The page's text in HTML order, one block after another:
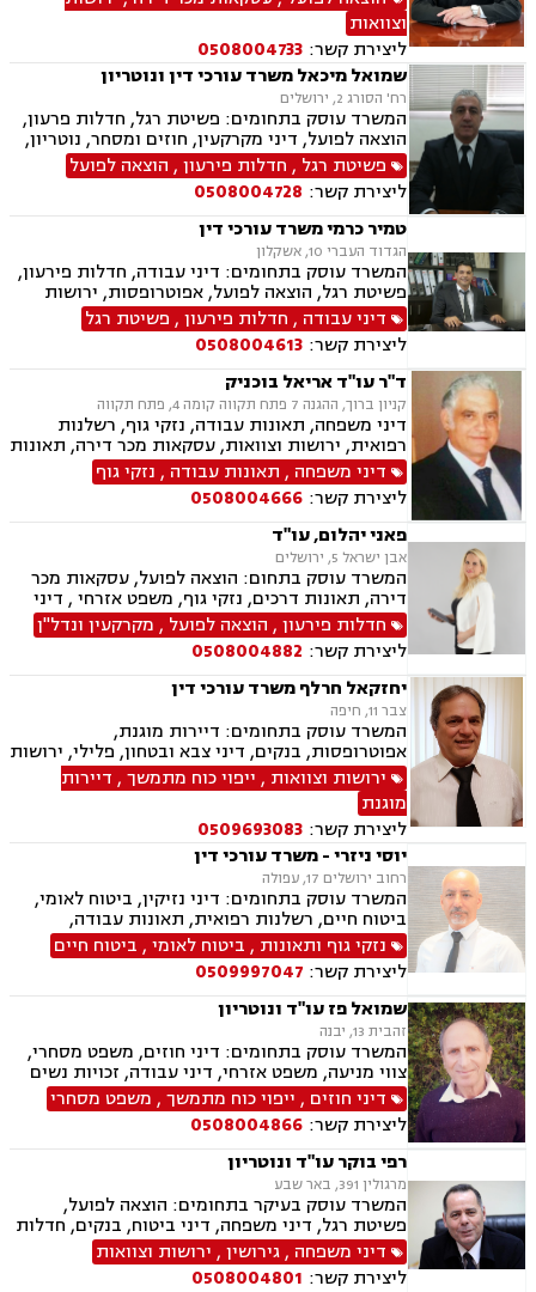
מתמשך וגישור עסקי
וצוואות
ליצירת קשר: 0508004733
שמואל מיכאל משרד עורכי דין ונוטריון
רח' הסורג 2, ירושלים
המשרד עוסק בתחומים: פשיטת רגל, חדלות פרעון,
הוצאה לפועל, דיני מקרקעין, חוזים ומסחר, נוטריון,
עסקאות מכר דירה, ירושות וצוואות, ליטיגציה, נדל"ן,
פינוי מושכר ופירוקים והקפאות הליכים.
פשיטת רגל , חדלות פירעון, הוצאה לפועל
ליצירת קשר: 0508004728
טמיר כרמי משרד עורכי דין
הגדוד העברי 10, אשקלון
המשרד עוסק בתחומים: דיני עבודה, חדלות פירעון,
פשיטת רגל, הוצאה לפועל, אפוטרופסות, ירושות
וצוואות, ליטיגציה, משפט אזרחי , נדל"ן, עסקאות
מכר דירה, פינוי מושכר, פירוקים והקפאות הליכים,
רישוי עסקים, רשויות מקומיות, תכנון ובניה, דיני
מקרקעין
דיני עבודה , חדלות פירעון, פשיטת רגל
ליצירת קשר: 0508004613
ד"ר עו"ד אריאל בוכניק
קניון ברוך, ההגנה 7 פתח תקווה קומה 4, פתח תקווה
דיני משפחה, תאונות עבודה, נזקי גוף, רשלנות
רפואית, ירושות וצוואות, עסקאות מכר דירה, תאונות
עקב רשלנות, דיני עבודה, אבדן כושר עבודה, פינוי
בינוי, דיני מקרקעין, פשיטת רגל, חדלות פרעון,
תעבורה
דיני משפחה , תאונות עבודה , נזקי גוף
ליצירת קשר: 0508004666
פאני יהלום, עו"ד
אבן ישראל 5, ירושלים
המשרד עוסק בתחום: הוצאה לפועל, עסקאות מכר
דירה, תאונות דרכים, נזקי גוף, משפט אזרחי , דיני
מקרקעין, דיני חוזים, דיני ביטוח, נזיקין, אבדן כושר
עבודה , הסכמי ממון, ירושות וצוואות, רשות מקרקעי
ישראל, נדל"ן, סדר דין אזרחי וראיות, תאונות
עבודה, נוטריון, ייפוי כוח מתמשך
חדלות פירעון, הוצאה לפועל , מקרקעין ונדל"ן
ליצירת קשר: 0508004882
יחזקאל חרלף משרד עורכי דין
צבר 11, חיפה
המשרד עוסק בתחומים: דיירות מוגנת,
אפוטרופסות, בנקים, דיני צבא ובטחון, פלילי, ירושות
וצוואות, ליטיגציה, נדל"ן, דיני מקרקעין, עבירות מין,
פינוי מושכר, צווארון לבן, תאונות דרכים, תעבורה,
דיני עבודה, הסכמי ממון, משפט צבאי, עסקאות מכר
דירה, תאונות עבודה, מעמד אישי, חדלות פרעון
ירושות וצוואות , ייפוי כוח מתמשך, דיירות
מוגנת
ליצירת קשר: 0509693083
יוסי ניזרי - משרד עורכי דין
רחוב ירושלים 17, עפולה
המשרד עוסק בתחומים: דיני נזיקין, ביטוח לאומי,
ביטוח חיים, רשלנות רפואית, תאונות עבודה,
תאונות דרכים, תאונות ספורט, נכי צה"ל, רשלנות
רפואית- הריון ולידה, דיני ביטוח, דיני עבודה,
פשיטת רגל, דיני חוזים ומסחר, סדר דין אזרחי
וראיות, דיני מקרקעין, מגשרים, אבדן כושר עבודה ,
אחריות מקצועית, ירושות וצוואות, לשון הרע, משפט
אזרחי, משרד הביטחון, נזקי גוף, תביעות גזזת.
נזקי גוף ותאונות , ביטוח לאומי, ביטוח חיים
ליצירת קשר: 0509997047
שמואל פז עו"ד ונוטריון
זהבית 13, יבנה
המשרד עוסק בתחומים: דיני חוזים, משפט מסחרי,
צווי מניעה, משפט אזרחי, דיני עבודה, זכויות נשים
בהריון, תביעות ביטוח ונזקי רכוש, ביטוח סיעודי,
דיני פנסיה, מקרקעין ונדל"ן, תכנון ובניה, דיור מוגן,
ליקויי בניה, עזקאות מכר דירה, פינוי מושכר, רשות
מקרקעי ישראל, צווי הריסה, דיני משפחה, ידועים
בציבור, אפוטרופסות, הסכמי ממון, גירושין, חלוקת
רכוש, מעמד אישי, דיני חברות, הוצאה לפועל,
מחיקת רישום פלילי, תעבורה, פש"ר, חדלות פירעון,
לשון הרע, ירושות וצוואות, נוטריון, נוטריון אנגלית
דיני חוזים , ייפוי כוח מתמשך, משפט מסחרי
ליצירת קשר: 0508004866
רפי בוקר עו"ד ונוטריון
מרגולין 391, באר שבע
המשרד עוסק בעיקר בתחומים: הוצאה לפועל,
פשיטת רגל, דיני משפחה, דיני ביטוח, בנקים, חדלות
פירעון, נזיקין, נזקי גוף, תאונות דרכים, תאונות
עבודה, תאונות ספורט, תאונות עקב רשלנות, נוטריון
דיני משפחה ,גירושין, ירושות וצוואות
ליצירת קשר: 0508004801